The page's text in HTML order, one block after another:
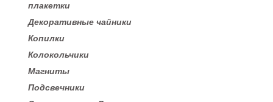
плакетки
Декоративные чайники
Копилки
Колокольчики
Магниты
Подсвечники